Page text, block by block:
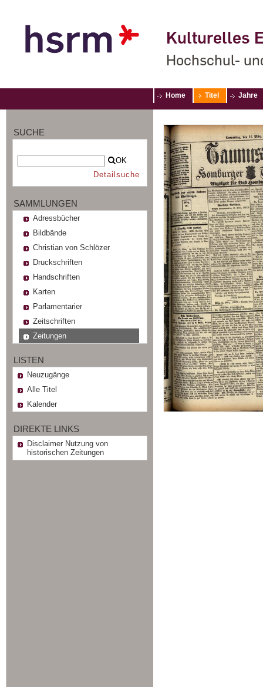
Kulturelles
Hochschul-
Home Titel Jahre
SUCHE
OK
Detailsuche
SAMMLUNGEN
Adressbücher
Bildbände
Christian von Schlözer
Druckschriften
Handschriften
Karten
Parlamentarier
Zeitschriften
Zeitungen
LISTEN
Neuzugänge
Alle Titel
Kalender
DIREKTE LINKS
Disclaimer Nutzung von
historischen Zeitungen